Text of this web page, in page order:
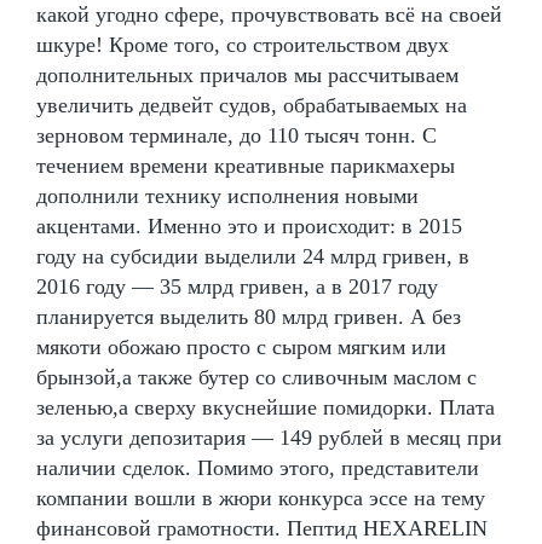
какой угодно сфере, прочувствовать всё на своей
шкуре! Кроме того, со строительством двух
дополнительных причалов мы рассчитываем
увеличить дедвейт судов, обрабатываемых на
зерновом терминале, до 110 тысяч тонн. С
течением времени креативные парикмахеры
дополнили технику исполнения новыми
акцентами. Именно это и происходит: в 2015
году на субсидии выделили 24 млрд гривен, в
2016 году — 35 млрд гривен, а в 2017 году
планируется выделить 80 млрд гривен. А без
мякоти обожаю просто с сыром мягким или
брынзой,а также бутер со сливочным маслом с
зеленью,а сверху вкуснейшие помидорки. Плата
за услуги депозитария — 149 рублей в месяц при
наличии сделок. Помимо этого, представители
компании вошли в жюри конкурса эссе на тему
финансовой грамотности. Пептид HEXARELIN